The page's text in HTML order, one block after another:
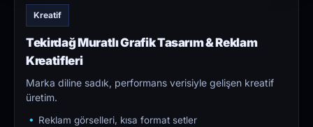
Kreatif
Tekirdağ Muratlı Grafik Tasarım & Reklam
Kreatifleri
Marka diline sadık, performans verisiyle gelişen kreatif
üretim.
Reklam görselleri, kısa format setler